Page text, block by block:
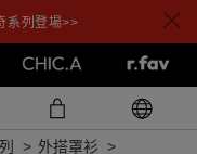
系列登場>>
外搭罩衫